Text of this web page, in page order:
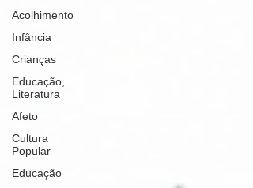
Acolhimento
Infância
Crianças
Educação,
Literatura
Afeto
Cultura
Popular
Educação